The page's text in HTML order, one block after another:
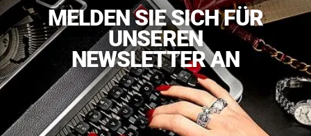
MELDEN SIE SICH FÜR
UNSEREN
NEWSLETTER AN